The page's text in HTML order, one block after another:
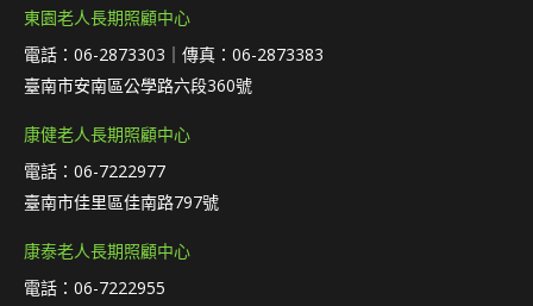
東園老人長期照顧中心
電話：06-2873303｜傳真：06-2873383
臺南市安南區公學路六段360號
康健老人長期照顧中心
電話：06-7222977
臺南市佳里區佳南路797號
康泰老人長期照顧中心
電話：06-7222955